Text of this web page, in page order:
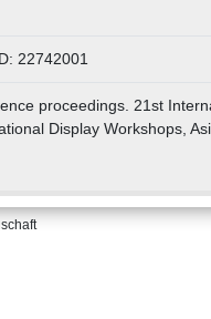
22742001
proceedings. 21st
Display Workshops,